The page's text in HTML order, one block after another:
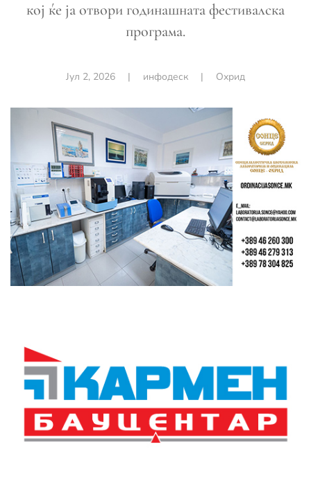
кој ќе ја отвори годинашната фестивалска
програма.
Јул 2, 2026 | инфодеск | Охрид